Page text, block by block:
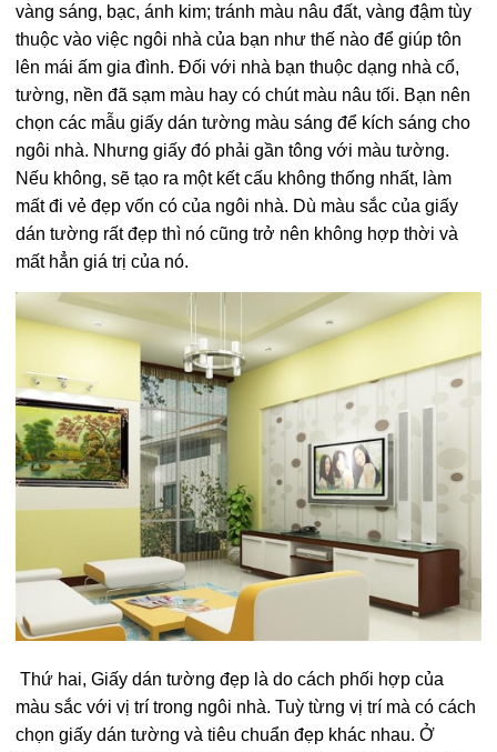
vàng sáng, bạc, ánh kim; tránh màu nâu đất, vàng đậm tùy
thuộc vào việc ngôi nhà của bạn như thế nào để giúp tôn
lên mái ấm gia đình. Đối với nhà bạn thuộc dạng nhà cổ,
tường, nền đã sạm màu hay có chút màu nâu tối. Bạn nên
chọn các mẫu giấy dán tường màu sáng để kích sáng cho
ngôi nhà. Nhưng giấy đó phải gần tông với màu tường.
Nếu không, sẽ tạo ra một kết cấu không thống nhất, làm
mất đi vẻ đẹp vốn có của ngôi nhà. Dù màu sắc của giấy
dán tường rất đẹp thì nó cũng trở nên không hợp thời và
mất hẳn giá trị của nó.
Thứ hai, Giấy dán tường đẹp là do cách phối hợp của
màu sắc với vị trí trong ngôi nhà. Tuỳ từng vị trí mà có cách
chọn giấy dán tường và tiêu chuẩn đẹp khác nhau. Ở